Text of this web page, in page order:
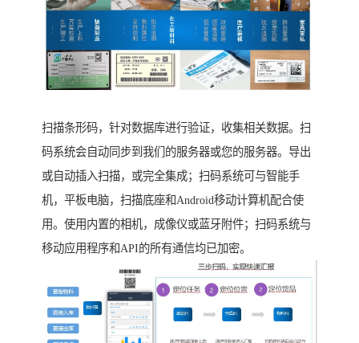
扫描条形码，针对数据库进行验证，收集相关数据。扫
码系统会自动同步到我们的服务器或您的服务器。导出
或自动插入扫描，或完全集成；扫码系统可与智能手
机，平板电脑，扫描底座和Android移动计算机配合使
用。使用内置的相机，成像仪或蓝牙附件；扫码系统与
移动应用程序和API的所有通信均已加密。